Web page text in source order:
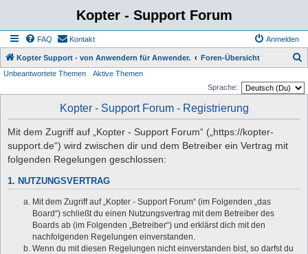
Kopter - Support Forum
FAQ Kontakt Anmelden
Kopter Support - von Anwendern für Anwender. Foren-Übersicht
Unbeantwortete Themen
Aktive Themen
Sprache:
Kopter - Support Forum - Registrierung
Mit dem Zugriff auf „Kopter - Support Forum“ („https://kopter-
support.de“) wird zwischen dir und dem Betreiber ein Vertrag mit
folgenden Regelungen geschlossen:
1. NUTZUNGSVERTRAG
Mit dem Zugriff auf „Kopter - Support Forum“ (im Folgenden „das
Board“) schließt du einen Nutzungsvertrag mit dem Betreiber des
Boards ab (im Folgenden „Betreiber“) und erklärst dich mit den
nachfolgenden Regelungen einverstanden.
Wenn du mit diesen Regelungen nicht einverstanden bist, so darfst du